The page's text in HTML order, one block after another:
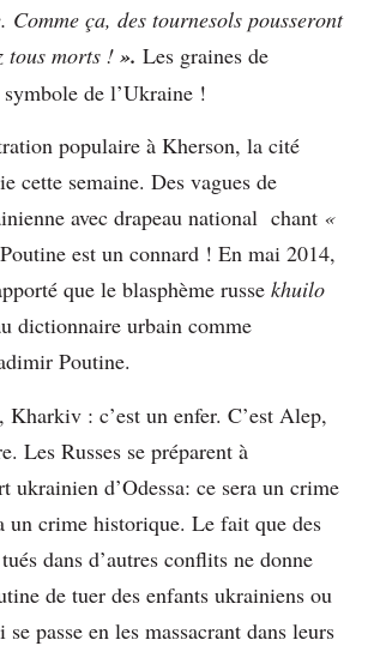
Comme ça, des tournesols pousseront
tous morts ! ». Les graines de
de l’Ukraine !
populaire à Kherson, la cité
cette semaine. Des vagues de
avec drapeau national chant «
est un connard ! En mai 2014,
que le blasphème russe khuilo
dictionnaire urbain comme
Poutine.
: c’est un enfer. C’est Alep,
Les Russes se préparent à
ukrainien d’Odessa: ce sera un crime
un crime historique. Le fait que des
dans d’autres conflits ne donne
de tuer des enfants ukrainiens ou
passe en les massacrant dans leurs